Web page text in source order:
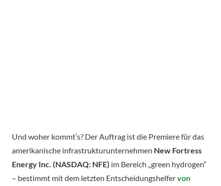
Und woher kommt’s? Der Auftrag ist die Premiere für das
amerikanische infrastrukturunternehmen New Fortress
Energy Inc. (NASDAQ: NFE) im Bereich „green hydrogen“
– bestimmt mit dem letzten Entscheidungshelfervon